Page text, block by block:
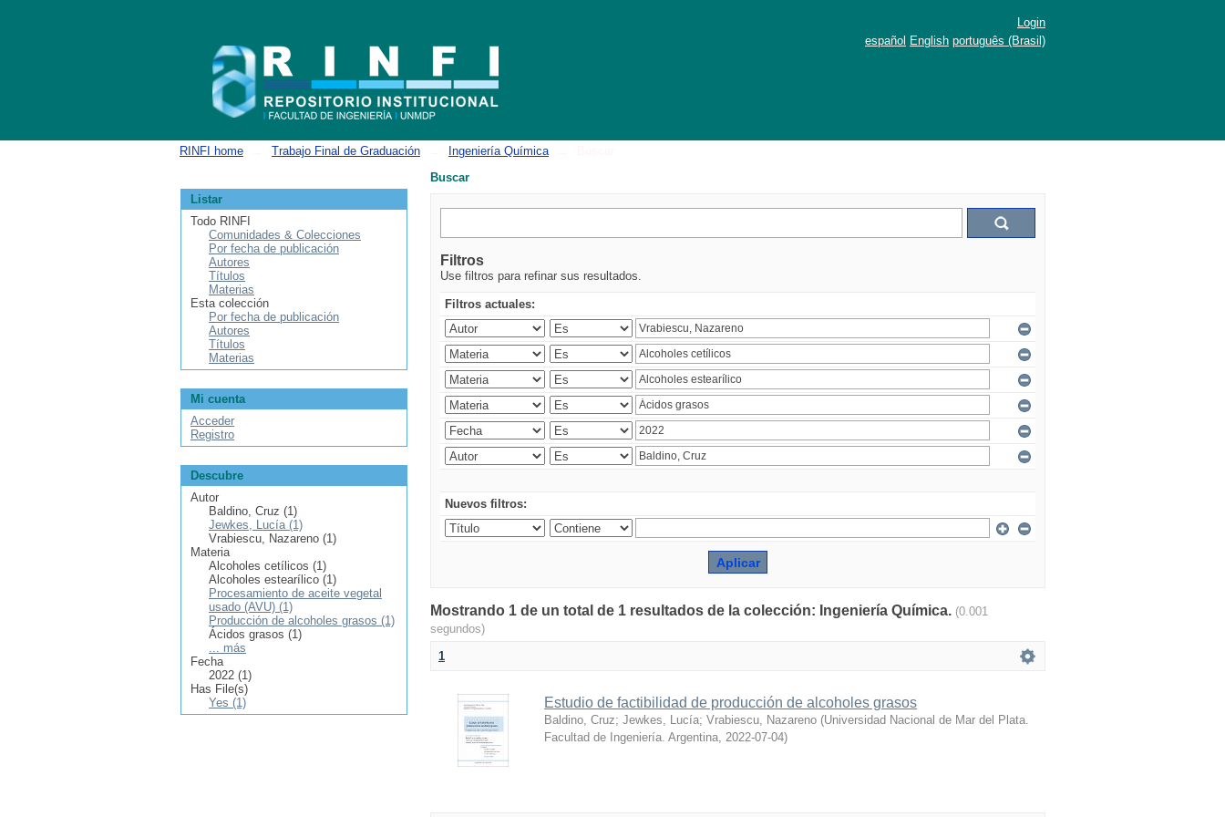
Login
español English português (Brasil)
RINFI home Trabajo Final de Graduación Ingeniería Química
Buscar
Filtros
Use filtros para refinar sus resultados.
Filtros actuales:
Nuevos filtros:
Mostrando 1 de un total de 1 resultados de la colección: Ingeniería Química. (0.001
segundos)
1
Estudio de factibilidad de producción de alcoholes grasos
Baldino, Cruz; Jewkes, Lucía; Vrabiescu, Nazareno (Universidad Nacional de Mar del Plata.
Facultad de Ingeniería. Argentina, 2022-07-04)
Listar
Todo RINFI
Comunidades & Colecciones
Por fecha de publicación
Autores
Títulos
Materias
Esta colección
Por fecha de publicación
Autores
Títulos
Materias
Mi cuenta
Acceder
Registro
Descubre
Autor
Baldino, Cruz (1)
Jewkes, Lucía (1)
Vrabiescu, Nazareno (1)
Materia
Alcoholes cetílicos (1)
Alcoholes estearílico (1)
Procesamiento de aceite vegetal
usado (AVU) (1)
Producción de alcoholes grasos (1)
Ácidos grasos (1)
... más
Fecha
2022 (1)
Has File(s)
Yes (1)